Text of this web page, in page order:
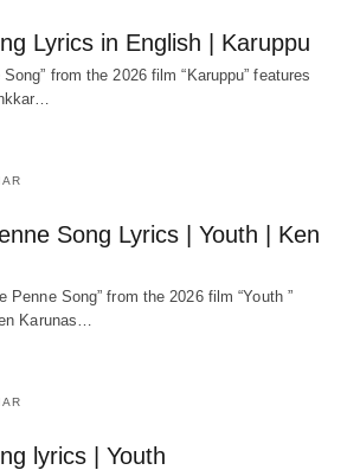
Lyrics in English | Karuppu
from the 2026 film “Karuppu” features
Song Lyrics | Youth | Ken
Penne Song” from the 2026 film “Youth ”
Karunas…
lyrics | Youth